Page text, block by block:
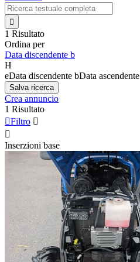

1 Risultato
Ordina per
Data discendente b
H
eData discendente bData ascendente
Salva ricerca
Crea annuncio
1 Risultato
Filtro 

Inserzioni base